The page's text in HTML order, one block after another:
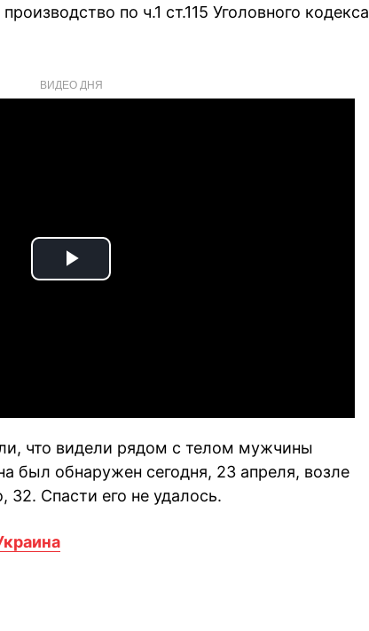
по ч.1 ст.115 Уголовного кодекса
ВИДЕО ДНЯ
Play
что видели рядом с телом мужчины
был обнаружен сегодня, 23 апреля, возле
32. Спасти его не удалось.
X
в Viber
в Whatsapp
в Messenger
в LinkedIn